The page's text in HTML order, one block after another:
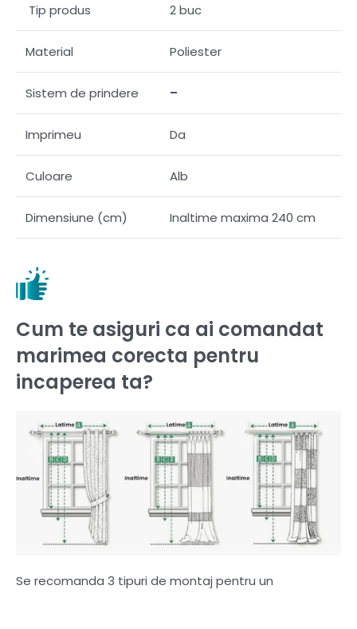
Tip produs 2 buc
Material Poliester
Sistem de prindere –
Imprimeu Da
Culoare Alb
Dimensiune (cm) Inaltime maxima 240 cm
Cum te asiguri ca ai comandat
marimea corecta pentru
incaperea ta?
Se recomanda 3 tipuri de montaj pentru un